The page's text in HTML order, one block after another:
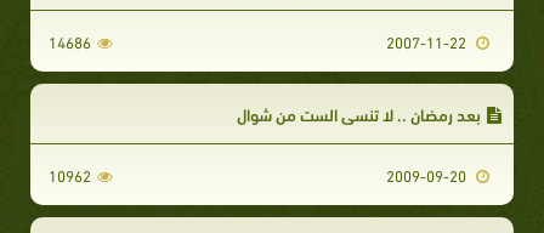
14686
بعد رمضان .. لا تنسى الست من شوال
10962